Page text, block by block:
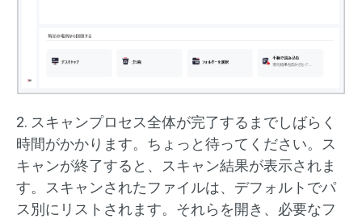
2. スキャンプロセス全体が完了するまでしばらく
時間がかかります。ちょっと待ってください。ス
キャンが終了すると、スキャン結果が表示されま
す。スキャンされたファイルは、デフォルトでパ
ス別にリストされます。それらを開き、必要なフ